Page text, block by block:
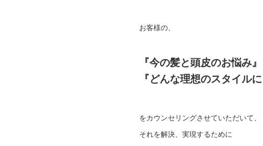
お客様の、
『今の髪と頭皮のお悩み』
『どんな理想のスタイル
をカウンセリングさせていただいて、
それを解決、実現するために